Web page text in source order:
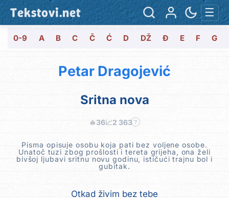
Tekstovi.net ☰
0-9 A B C Č Ć D DŽ Đ E F G
Petar Dragojević
Sritna nova
🔥36📈2 363 ?
Pisma opisuje osobu koja pati bez voljene osobe.
Unatoč tuzi zbog prošlosti i tereta grijeha, ona želi
bivšoj ljubavi sritnu novu godinu, ističući trajnu bol i
gubitak.
Otkad živim bez tebe